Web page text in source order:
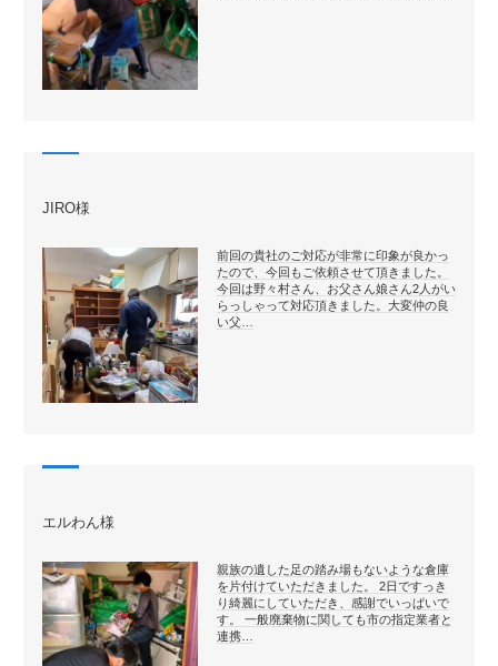
JIRO様
前回の貴社のご対応が非常に印象が良かっ
たので、今回もご依頼させて頂きました。
今回は野々村さん、お父さん娘さん2人がい
らっしゃって対応頂きました。大変仲の良
い父…
エルわん様
親族の遺した足の踏み場もないような倉庫
を片付けていただきました。 2日ですっき
り綺麗にしていただき、感謝でいっぱいで
す。 一般廃棄物に関しても市の指定業者と
連携…